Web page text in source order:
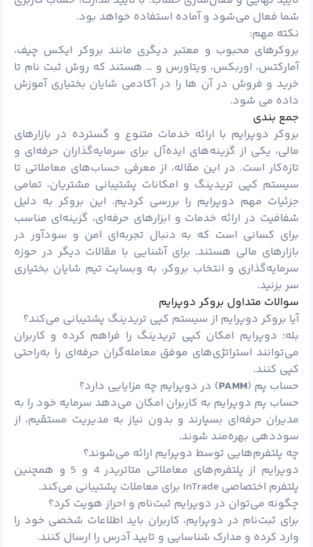
شما فعال می‌شود و آماده استفاده خواهد بود.
نکته مهم:
بروکرهای محبوب و معتبر دیگری مانند بروکر ایکس چیف،
آمارکتس، اوربکس، ویتاورس و … هستند که روش ثبت نام تا
خرید و فروش در آن ها را درآکادمی شایان بختیاری آموزش
داده می شود.
جمع‌ بندی
بروکر دوپرایم با ارائه خدمات متنوع و گسترده در بازارهای
مالی، یکی از گزینه‌های ایده‌آل برای سرمایه‌گذاران حرفه‌ای و
تازه‌کار است. در این مقاله، از معرفی حساب‌های معاملاتی تا
سیستم کپی تریدینگ و امکانات پشتیبانی مشتریان، تمامی
جزئیات مهم دوپرایم را بررسی کردیم. این بروکر به دلیل
شفافیت در ارائه خدمات و ابزارهای حرفه‌ای، گزینه‌ای مناسب
برای کسانی است که به دنبال تجربه‌ای امن و سودآور در
بازارهای مالی هستند. برای آشنایی با مقالات دیگر در حوزه
سرمایه‌گذاری و انتخاب بروکر، به وبسایت تیم شایان بختیاری
سر بزنید.
سوالات متداول بروکر دوپرایم
آیا بروکر دوپرایم از سیستم کپی تریدینگ پشتیبانی می‌کند؟
بله؛ دوپرایم امکان کپی تریدینگ را فراهم کرده و کاربران
می‌توانند استراتژی‌های موفق معامله‌گران حرفه‌ای را به‌راحتی
کپی کنند.
حساب پم (PAMM) در دوپرایم چه مزایایی دارد؟
حساب پم دوپرایم به کاربران امکان می‌دهد سرمایه خود را به
مدیران حرفه‌ای بسپارند و بدون نیاز به مدیریت مستقیم، از
سوددهی بهره‌مند شوند.
چه پلتفرم‌هایی توسط دوپرایم ارائه می‌شوند؟
دوپرایم از پلتفرم‌های معاملاتی متاتریدر 4 و 5 و همچنین
پلتفرم اختصاصی InTrade برای معاملات پشتیبانی می‌کند.
چگونه می‌توان در دوپرایم ثبت‌نام و احراز هویت کرد؟
برای ثبت‌نام در دوپرایم، کاربران باید اطلاعات شخصی خود را
وارد کرده و مدارک شناسایی و تایید آدرس را ارسال کنند.